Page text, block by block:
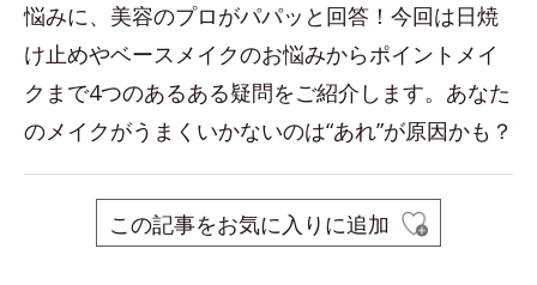
悩みに、美容のプロがパパッと回答！今回は日焼
け止めやベースメイクのお悩みからポイントメイ
クまで4つのあるある疑問をご紹介します。あなた
のメイクがうまくいかないのは“あれ”が原因かも？
この記事をお気に入りに追加